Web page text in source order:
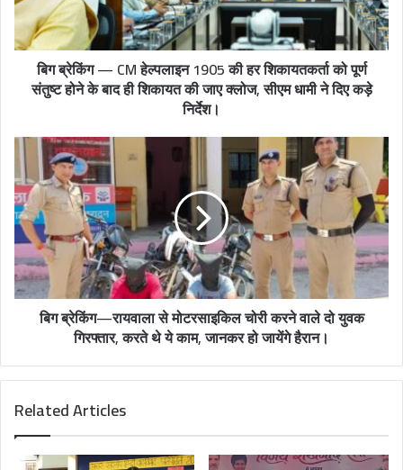
l
a
d
s
बिग ब्रेकिंग — CM हेल्पलाइन 1905 की हर शिकायतकर्ता को पूर्ण
संतुष्ट होने के बाद ही शिकायत की जाए क्लोज, सीएम धामी ने दिए कड़े
निर्देश।
बिग ब्रेकिंग—रायवाला से मोटरसाइकिल चोरी करने वाले दो युवक
गिरफ्तार, करते थे ये काम, जानकर हो जायेंगे हैरान।
Related Articles